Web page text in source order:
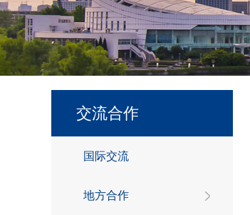
交流合作
国际交流
地方合作